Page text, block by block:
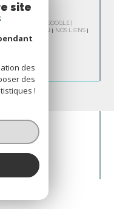
POWERED BY GOOGLE |
ADMIN
NOS LIENS
site
des
des
!